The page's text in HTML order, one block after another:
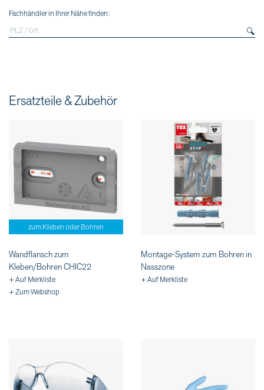
Fachhändler in Ihrer Nähe finden:
Ersatzteile & Zubehör
zum Kleben oder Bohren
Wandflansch zum
Kleben/Bohren CHIC22
+ Auf Merkliste
+ Zum Webshop
Montage-System zum Bohren in
Nasszone
+ Auf Merkliste